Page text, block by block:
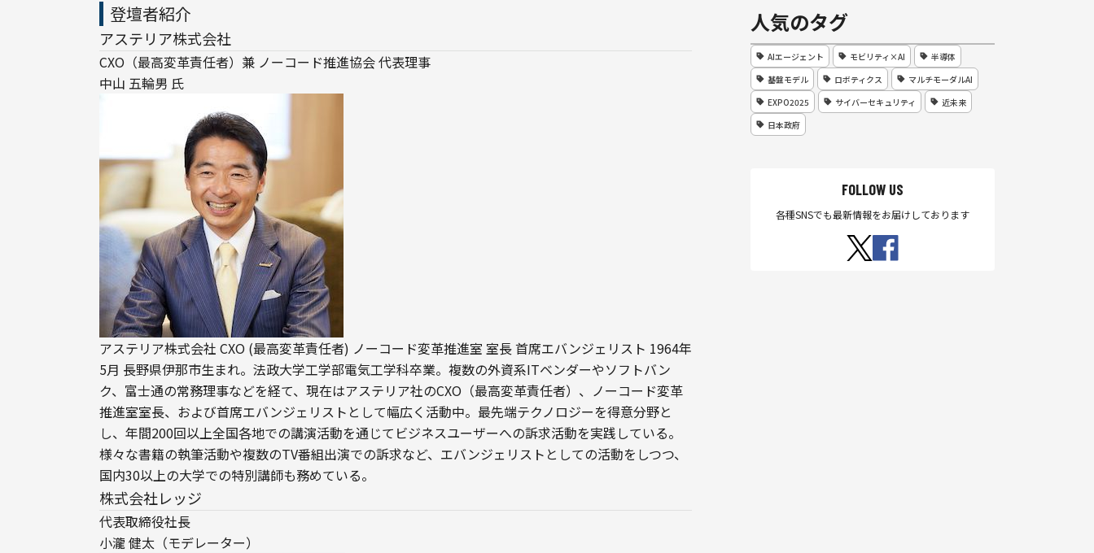
登壇者紹介
アステリア株式会社
CXO（最高変革責任者）兼 ノーコード推進協会 代表理事
中山 五輪男 氏
アステリア株式会社 CXO (最高変革責任者) ノーコード変革推進室 室長 首席エバンジェリスト 1964年
5月 長野県伊那市生まれ。法政大学工学部電気工学科卒業。複数の外資系ITベンダーやソフトバン
ク、富士通の常務理事などを経て、現在はアステリア社のCXO（最高変革責任者）、ノーコード変革
推進室室長、および首席エバンジェリストとして幅広く活動中。最先端テクノロジーを得意分野と
し、年間200回以上全国各地での講演活動を通じてビジネスユーザーへの訴求活動を実践している。
様々な書籍の執筆活動や複数のTV番組出演での訴求など、エバンジェリストとしての活動をしつつ、
国内30以上の大学での特別講師も務めている。
株式会社レッジ
代表取締役社長
小瀧 健太（モデレーター）
人気のタグ
AIエージェント モビリティ×AI
半導体
基盤モデル
ロボティクス
マルチモーダルAI
EXPO2025
サイバーセキュリティ
近未来
日本政府
FOLLOW US
各種SNSでも最新情報をお届けしております